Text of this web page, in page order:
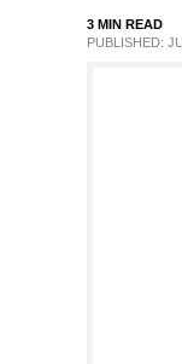
CASE DIARY
3 MIN READ
PUBLISHED: